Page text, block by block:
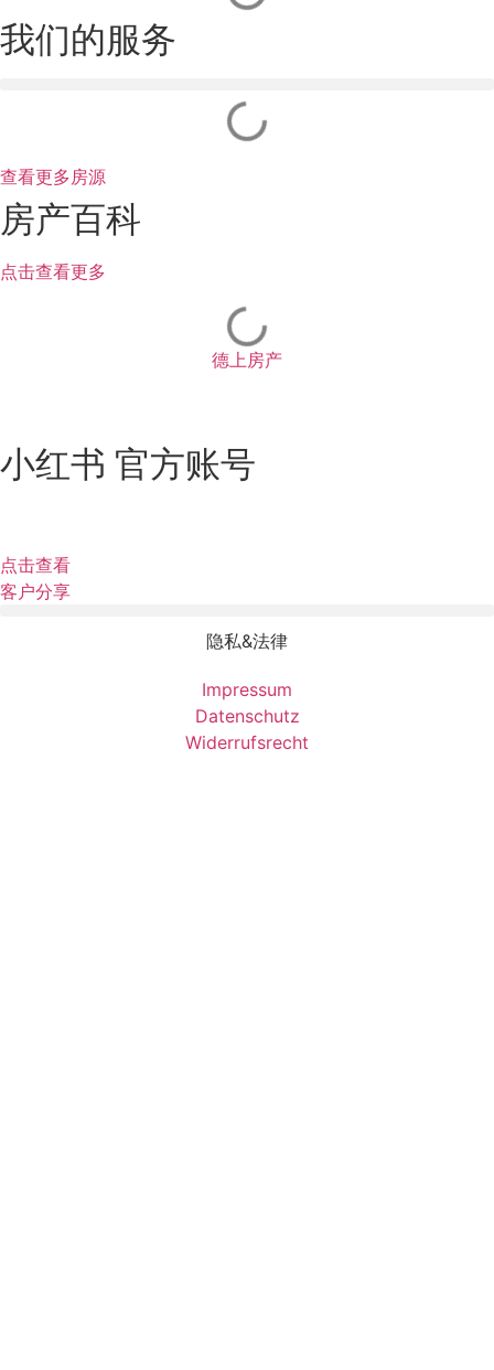
我们的服务
查看更多房源
房产百科
点击查看更多
德上房产
小红书 官方账号
点击查看
客户分享
隐私&法律
Impressum
Datenschutz
Widerrufsrecht